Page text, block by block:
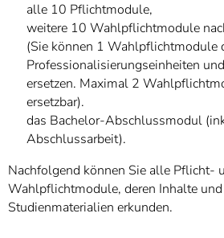
alle 10 Pflichtmodule,
weitere 10 Wahlpflichtmodule
(Sie können 1 Wahlpflichtmodule
Professionalisierungseinheiten
ersetzen. Maximal 2
ersetzbar).
das Bachelor-Abschlussmodul
Abschlussarbeit).
Nachfolgend können Sie alle Pflicht-
Wahlpflichtmodule, deren Inhalte
Studienmaterialien erkunden.